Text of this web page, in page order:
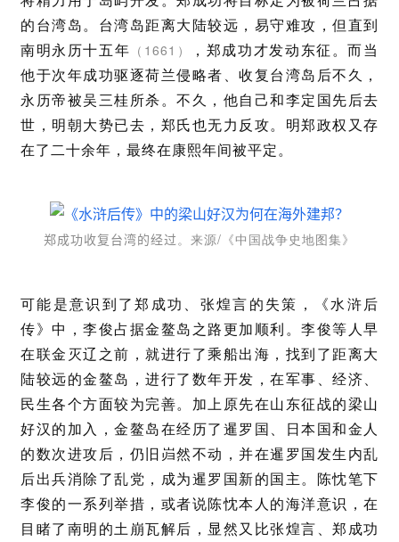
的台湾岛。台湾岛距离大陆较远，易守难攻，但直到
南明永历十五年 （1661）
，郑成功才发动东征。而当
他于次年成功驱逐荷兰侵略者、收复台湾岛后不久，
永历帝被吴三桂所杀。不久，他自己和李定国先后去
世，明朝大势已去，郑氏也无力反攻。明郑政权又存
在了二十余年，最终在康熙年间被平定。
郑成功收复台湾的经过。来源/《中国战争史地图集》
可能是意识到了郑成功、张煌言的失策，《水浒后
传》中，李俊占据金鳌岛之路更加顺利。李俊等人早
在联金灭辽之前，就进行了乘船出海，找到了距离大
陆较远的金鳌岛，进行了数年开发，在军事、经济、
民生各个方面较为完善。加上原先在山东征战的梁山
好汉的加入，金鳌岛在经历了暹罗国、日本国和金人
的数次进攻后，仍旧岿然不动，并在暹罗国发生内乱
后出兵消除了乱党，成为暹罗国新的国主。陈忱笔下
李俊的一系列举措，或者说陈忱本人的海洋意识，在
目睹了南明的土崩瓦解后，显然又比张煌言、郑成功